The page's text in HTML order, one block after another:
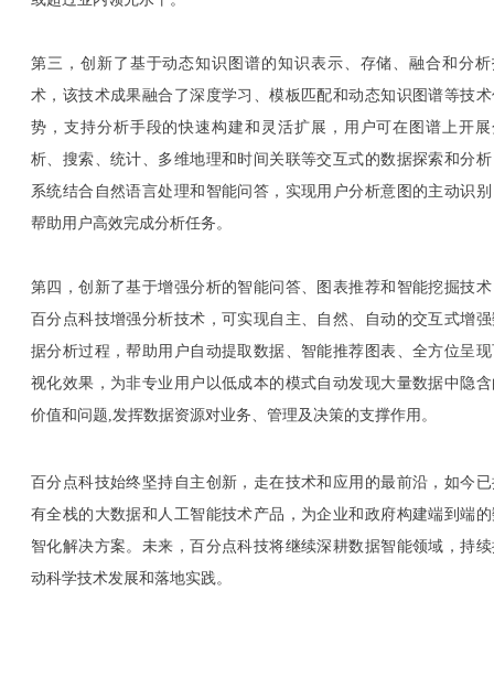
第三，创新了基于动态知识图谱的知识表示、存储、融合和分析
术，该技术成果融合了深度学习、模板匹配和动态知识图谱等技术
势，支持分析手段的快速构建和灵活扩展，用户可在图谱上开展
析、搜索、统计、多维地理和时间关联等交互式的数据探索和分析
系统结合自然语言处理和智能问答，实现用户分析意图的主动识
帮助用户高效完成分析任务。
第四，创新了基于增强分析的智能问答、图表推荐和智能挖掘技术
百分点科技增强分析技术，可实现自主、自然、自动的交互式增强
据分析过程，帮助用户自动提取数据、智能推荐图表、全方位呈现
视化效果，为非专业用户以低成本的模式自动发现大量数据中隐含
价值和问题,发挥数据资源对业务、管理及决策的支撑作用。
百分点科技始终坚持自主创新，走在技术和应用的最前沿，如今已
有全栈的大数据和人工智能技术产品，为企业和政府构建端到端的
智化解决方案。未来，百分点科技将继续深耕数据智能领域，持续
动科学技术发展和落地实践。